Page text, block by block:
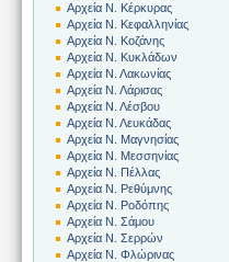
Αρχεία Ν. Κέρκυρας
Αρχεία Ν. Κεφαλληνίας
Αρχεία Ν. Κοζάνης
Αρχεία Ν. Κυκλάδων
Αρχεία Ν. Λακωνίας
Αρχεία Ν. Λάρισας
Αρχεία Ν. Λέσβου
Αρχεία Ν. Λευκάδας
Αρχεία Ν. Μαγνησίας
Αρχεία Ν. Μεσσηνίας
Αρχεία Ν. Πέλλας
Αρχεία Ν. Ρεθύμνης
Αρχεία Ν. Ροδόπης
Αρχεία Ν. Σάμου
Αρχεία Ν. Σερρών
Αρχεία Ν. Φλώρινας